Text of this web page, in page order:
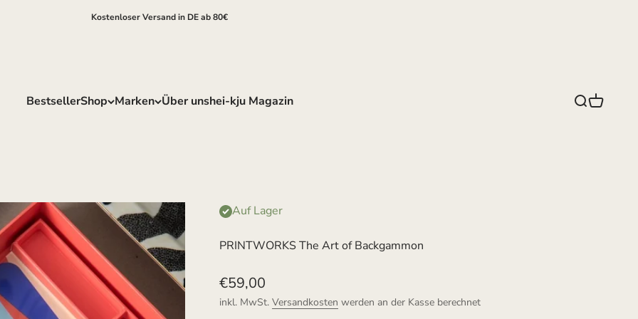
Kostenloser Versand in DE ab 80€
BestsellerShop Marken Über unshei-kju Magazin Suche
Auf Lager
PRINTWORKS The Art of Backgammon
Angebot
€59,00
inkl. MwSt. Versandkosten werden an der Kasse berechnet